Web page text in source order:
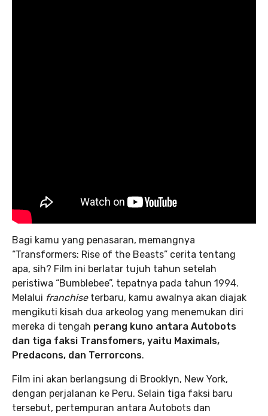
Bagi kamu yang penasaran, memangnya
“Transformers: Rise of the Beasts” cerita tentang
apa, sih? Film ini berlatar tujuh tahun setelah
peristiwa “Bumblebee”, tepatnya pada tahun 1994.
Melalui franchise terbaru, kamu awalnya akan diajak
mengikuti kisah dua arkeolog yang menemukan diri
mereka di tengah perang kuno antara Autobots
dan tiga faksi Transfomers, yaitu Maximals,
Predacons, dan Terrorcons.
Film ini akan berlangsung di Brooklyn, New York,
dengan perjalanan ke Peru. Selain tiga faksi baru
tersebut, pertempuran antara Autobots dan